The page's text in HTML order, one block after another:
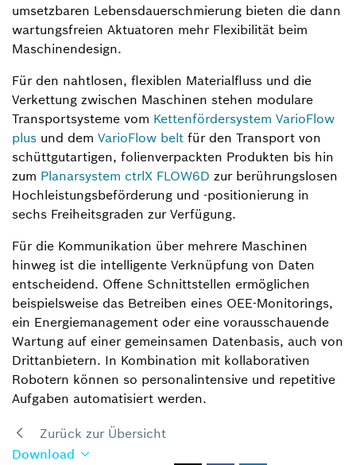
umsetzbaren Lebensdauerschmierung bieten die dann
wartungsfreien Aktuatoren mehr Flexibilität beim
Maschinendesign.
Für den nahtlosen, flexiblen Materialfluss und die
Verkettung zwischen Maschinen stehen modulare
Transportsysteme vom Kettenfördersystem VarioFlow
plus und dem VarioFlow belt für den Transport von
schüttgutartigen, folienverpackten Produkten bis hin
zum Planarsystem ctrlX FLOW6D zur berührungslosen
Hochleistungsbeförderung und -positionierung in
sechs Freiheitsgraden zur Verfügung.
Für die Kommunikation über mehrere Maschinen
hinweg ist die intelligente Verknüpfung von Daten
entscheidend. Offene Schnittstellen ermöglichen
beispielsweise das Betreiben eines OEE-Monitorings,
ein Energiemanagement oder eine vorausschauende
Wartung auf einer gemeinsamen Datenbasis, auch von
Drittanbietern. In Kombination mit kollaborativen
Robotern können so personalintensive und repetitive
Aufgaben automatisiert werden.
Zurück zur Übersicht
Download